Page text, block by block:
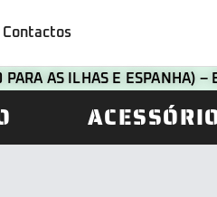
Contactos
PARA AS ILHAS E